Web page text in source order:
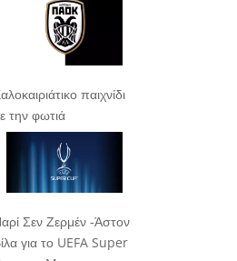
παιχνίδι
την φωτιά
Σεν Ζερμέν -Άστον
για το UEFA Super